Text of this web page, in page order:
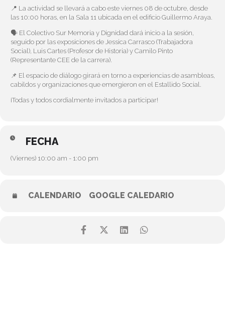
📍 La actividad se llevará a cabo este viernes 08 de octubre, desde
las 10:00 horas, en la Sala 11 ubicada en el edificio Guillermo Araya.
🗣️ El Colectivo Sur Memoria y Dignidad dará inicio a la sesión,
seguido por las exposiciones de Jessica Carrasco (Trabajadora
Social), Luis Cartes (Profesor de Historia) y Camilo Pinto
(Representante CEE de la carrera).
📌 El espacio de diálogo girará en torno a experiencias de asambleas,
cabildos y organizaciones que emergieron en el Estallido Social.
¡Todas y todos cordialmente invitados a participar!
FECHA
(Viernes) 10:00 am - 1:00 pm
CALENDARIO GOOGLE CALEDARIO